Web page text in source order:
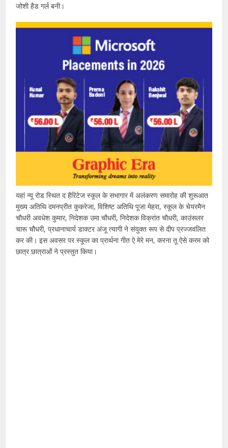
जोशी हैड गर्ल बनी।
यहां न्यू रोड स्थित द हैरिटेज स्कूल के सभागार में अलंकरण समारोह की शुरूआत
मुख्य अतिथि दमनप्रीत कुकरेजा, विशिष्ट अतिथि पूजा मेहरा, स्कूल के चेयरमैन
चौधरी अवधेश कुमार, निदेशक उमा चौधरी, निदेशक विक्रांत चौधरी, काउंसलर
चारू चौधरी, प्रधानाचार्य डाक्टर अंजू त्यागी ने संयुक्त रूप से दीप प्रज्जवलित
कर की। इस अवसर पर स्कूल का प्रार्थना गीत ऐ मेरे मन, करना तू ऐसे करम को
छात्र छात्राओं ने प्रस्तुत किया।